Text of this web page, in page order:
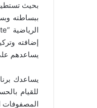
بحيث
ببساطته
إضافته
يساعدهم
يساعدك
للقيام
المصفوفات